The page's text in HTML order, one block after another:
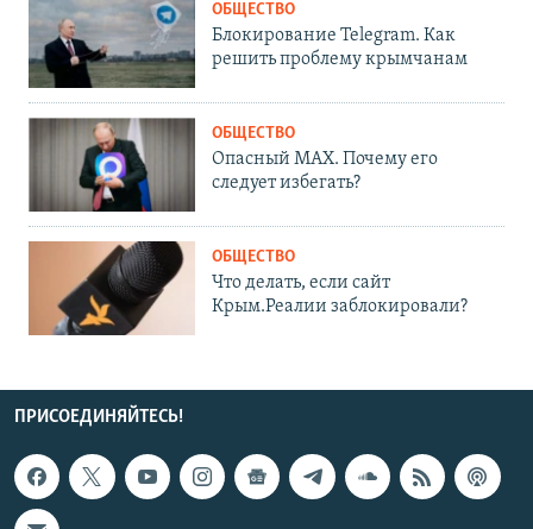
ОБЩЕСТВО
Блокирование Telegram. Как
решить проблему крымчанам
ОБЩЕСТВО
Опасный MAX. Почему его
следует избегать?
ОБЩЕСТВО
Что делать, если сайт
Крым.Реалии заблокировали?
ПРИСОЕДИНЯЙТЕСЬ!